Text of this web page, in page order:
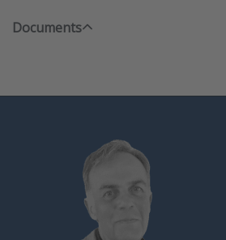
Documents